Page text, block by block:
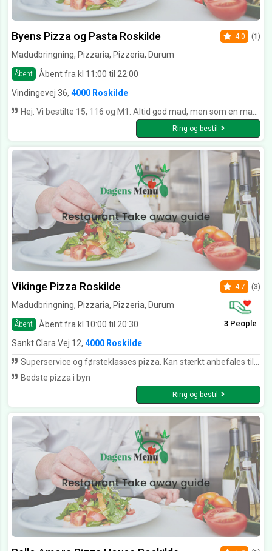
Byens Pizza og Pasta Roskilde
Madudbringning, Pizzaria, Pizzeria, Durum
Åbent Åbent fra kl 11:00 til 22:00
4.0 (1)
Vindingevej 36, 4000 Roskilde
Hej. Vi bestilte 15, 116 og M1. Altid god mad, men som en mad kender som jeg er. Er i begyndt at bruge allehånde og nellike i jeres burger op til julen. Så hold lidt igen, de var lige til den søde side.... Vh Kim Holgersen
Ring og bestil
Vikinge Pizza Roskilde
Madudbringning, Pizzaria, Pizzeria, Durum
Åbent Åbent fra kl 10:00 til 20:30
4.7 (3)
3 People
Sankt Clara Vej 12, 4000 Roskilde
Superservice og førsteklasses pizza. Kan stærkt anbefales til alle vikinger👍🏻👍🏻👍🏻👍🏻👍🏻
Bedste pizza i byn
Ring og bestil